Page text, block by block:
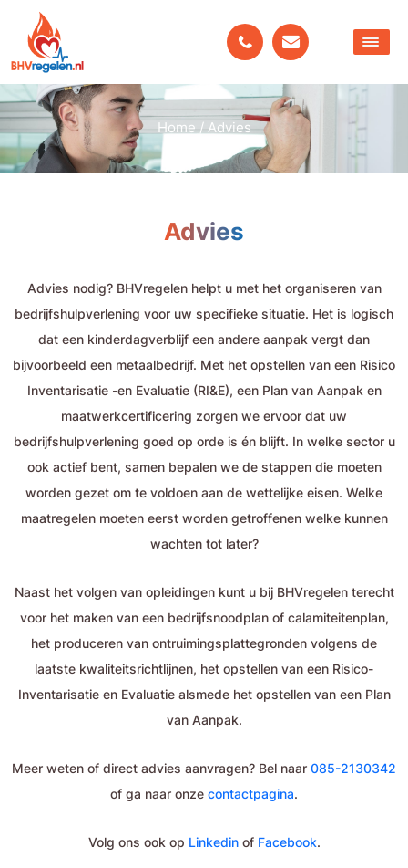
Home / Advies
Advies
Advies nodig? BHVregelen helpt u met het organiseren van
bedrijfshulpverlening voor uw specifieke situatie. Het is logisch
dat een kinderdagverblijf een andere aanpak vergt dan
bijvoorbeeld een metaalbedrijf. Met het opstellen van een Risico
Inventarisatie -en Evaluatie (RI&E), een Plan van Aanpak en
maatwerkcertificering zorgen we ervoor dat uw
bedrijfshulpverlening goed op orde is én blijft. In welke sector u
ook actief bent, samen bepalen we de stappen die moeten
worden gezet om te voldoen aan de wettelijke eisen. Welke
maatregelen moeten eerst worden getroffenen welke kunnen
wachten tot later?
Naast het volgen van opleidingen kunt u bij BHVregelen terecht
voor het maken van een bedrijfsnoodplan of calamiteitenplan,
het produceren van ontruimingsplattegronden volgens de
laatste kwaliteitsrichtlijnen, het opstellen van een Risico-
Inventarisatie en Evaluatie alsmede het opstellen van een Plan
van Aanpak.
Meer weten of direct advies aanvragen? Bel naar 085-2130342
of ga naar onze contactpagina.
Volg ons ook op Linkedinof Facebook.